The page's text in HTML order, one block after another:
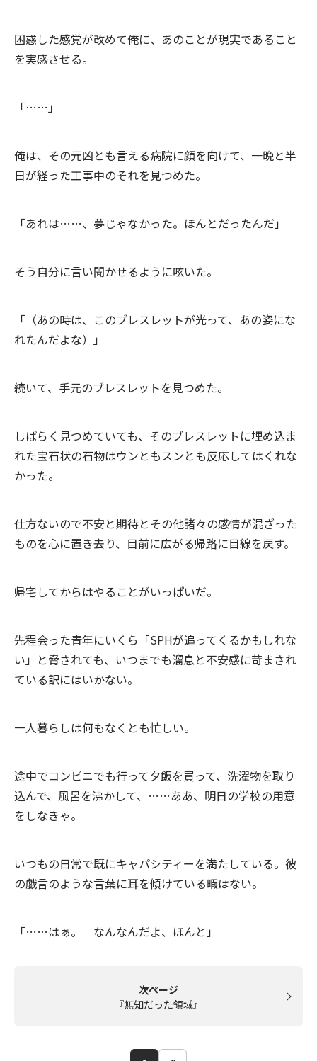
困惑した感覚が改めて俺に、あのことが現実であること
を実感させる。
「……」
俺は、その元凶とも言える病院に顔を向けて、一晩と半
日が経った工事中のそれを見つめた。
「あれは……、夢じゃなかった。ほんとだったんだ」
そう自分に言い聞かせるように呟いた。
「（あの時は、このブレスレットが光って、あの姿にな
れたんだよな）」
続いて、手元のブレスレットを見つめた。
しばらく見つめていても、そのブレスレットに埋め込ま
れた宝石状の石物はウンともスンとも反応してはくれな
かった。
仕方ないので不安と期待とその他諸々の感情が混ざった
ものを心に置き去り、目前に広がる帰路に目線を戻す。
帰宅してからはやることがいっぱいだ。
先程会った青年にいくら「SPHが追ってくるかもしれな
い」と脅されても、いつまでも溜息と不安感に苛まされ
ている訳にはいかない。
一人暮らしは何もなくとも忙しい。
途中でコンビニでも行って夕飯を買って、洗濯物を取り
込んで、風呂を沸かして、……ああ、明日の学校の用意
をしなきゃ。
いつもの日常で既にキャパシティーを満たしている。彼
の戯言のような言葉に耳を傾けている暇はない。
「……はぁ。 なんなんだよ、ほんと」
次ページ
『無知だった領域』